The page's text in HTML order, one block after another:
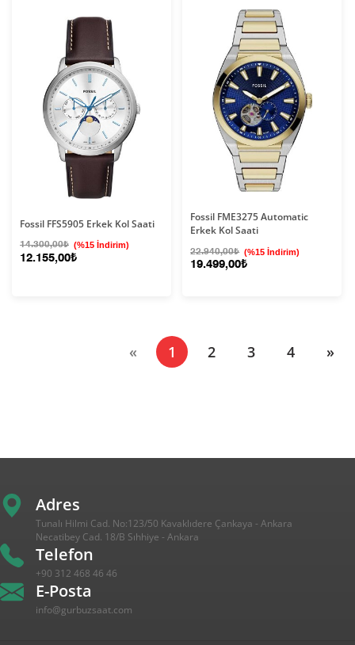
Fossil FFS5905 Erkek Kol Saati
14.300,00₺ (%15 İndirim)
12.155,00₺
Fossil FME3275 Automatic
Erkek Kol Saati
22.940,00₺ (%15 İndirim)
19.499,00₺
« 1 (current)
2 3 4 »
Adres
Tunalı Hilmi Cad. No:123/50 Kavaklıdere Çankaya - Ankara
Necatibey Cad. 18/B Sıhhiye - Ankara
Telefon
+90 312 468 46 46
E-Posta
info@gurbuzsaat.com